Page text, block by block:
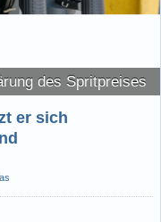
des Spritpreises
er sich